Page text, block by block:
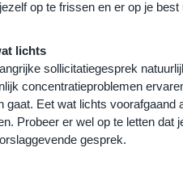
op te frissen en er op je best
lichts
sollicitatiegesprek
concentratieproblemen
gaat. Eet wat lichts
Probeer er wel op te letten
gesprek.